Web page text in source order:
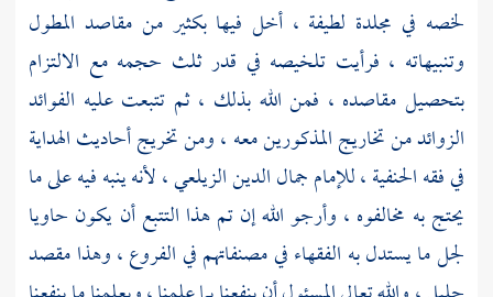
لخصه في مجلدة لطيفة ، أخل فيها بكثير من مقاصد المطول
وتنبيهاته ، فرأيت تلخيصه في قدر ثلث حجمه مع الالتزام
بتحصيل مقاصده ، فمن الله بذلك ، ثم تتبعت عليه الفوائد
الزوائد من تخاريج المذكورين معه ، ومن تخريج أحاديث الهداية
في فقه الحنفية ، للإمامجمال الدين الزيلعي، لأنه ينبه فيه على ما
يحتج به مخالفوه ، وأرجو الله إن تم هذا التتبع أن يكون حاويا
لجل ما يستدل به الفقهاء في مصنفاتهم في الفروع ، وهذا مقصد